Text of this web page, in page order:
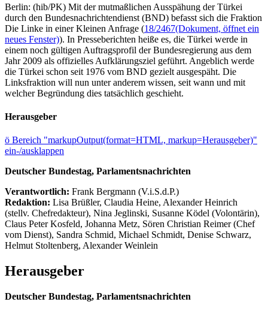
Berlin: (hib/PK) Mit der mutmaßlichen Ausspähung der Türkei
durch den Bundesnachrichtendienst (BND) befasst sich die Fraktion
Die Linke in einer Kleinen Anfrage (18/2467(Dokument, öffnet ein
neues Fenster)). In Presseberichten heiße es, die Türkei werde in
einem noch gültigen Auftragsprofil der Bundesregierung aus dem
Jahr 2009 als offizielles Aufklärungsziel geführt. Angeblich werde
die Türkei schon seit 1976 vom BND gezielt ausgespäht. Die
Linksfraktion will nun unter anderem wissen, seit wann und mit
welcher Begründung dies tatsächlich geschieht.
Herausgeber
ö Bereich "markupOutput(format=HTML, markup=Herausgeber)"
ein-/ausklappen
Deutscher Bundestag, Parlamentsnachrichten
Verantwortlich: Frank Bergmann (V.i.S.d.P.)
Redaktion: Lisa Brüßler, Claudia Heine, Alexander Heinrich
(stellv. Chefredakteur), Nina Jeglinski, Susanne Ködel (Volontärin),
Claus Peter Kosfeld, Johanna Metz, Sören Christian Reimer (Chef
vom Dienst), Sandra Schmid, Michael Schmidt, Denise Schwarz,
Helmut Stoltenberg, Alexander Weinlein
Herausgeber
Deutscher Bundestag, Parlamentsnachrichten